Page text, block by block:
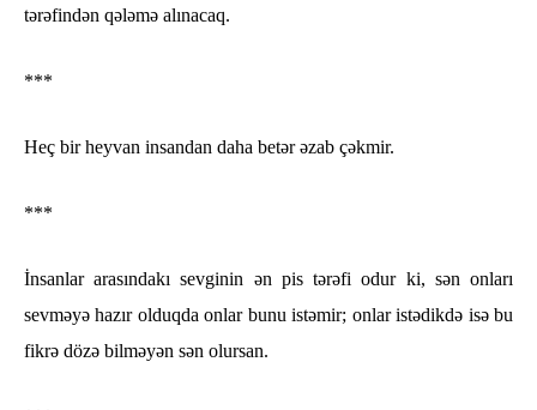
tərəfindən qələmə alınacaq.
***
Heç bir heyvan insandan daha betər əzab çəkmir.
***
İnsanlar arasındakı sevginin ən pis tərəfi odur ki, sən onları
sevməyə hazır olduqda onlar bunu istəmir; onlar istədikdə isə bu
fikrə dözə bilməyən sən olursan.